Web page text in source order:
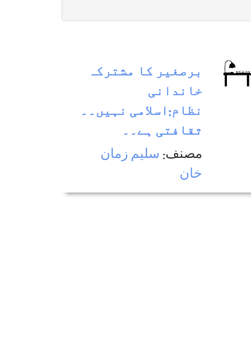
برصغیر کا مشترکہ
خاندانی
نظام:اسلامی نہیں۔۔
ثقافتی ہے۔۔
مصنف: سليم زمان
خان